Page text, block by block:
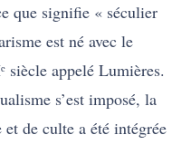
que signifie « séculier
est né avec le
appelé Lumières.
s’est imposé, la
et de culte a été intégrée